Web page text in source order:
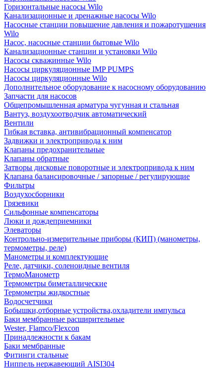
Горизонтальные насосы Wilo
Канализационные и дренажные насосы Wilo
Насосные станции повышение давления и пожаротушения
Wilo
Насос, насосные станции бытовые Wilo
Канализационные станции и установки Wilo
Насосы скважинные Wilo
Насосы циркуляционные IMP PUMPS
Насосы циркуляционные Wilo
Дополнительное оборудование к насосному оборудованию
Запчасти для насосов
Общепромышленная арматура чугунная и стальная
Вантуз, воздухоотводчик автоматический
Вентили
Гибкая вставка, антивибрационный компенсатор
Задвижки и электропривода к ним
Клапаны предохранительные
Клапаны обратные
Затворы дисковые поворотные и электропривода к ним
Клапана балансировочные / запорные / регулирующие
Фильтры
Воздухосборники
Грязевики
Сильфонные компенсаторы
Люки и дождеприемники
Элеваторы
Контрольно-измерительные приборы (КИП) (манометры,
термометры, реле)
Манометры и комплектующие
Реле, датчики, соленоидные вентиля
ТермоМанометр
Термометры биметаллические
Термометры жидкостные
Водосчетчики
Бобышки,отборные устройства,охладители импульса
Баки мембранные расширительные
Wester, Flamco/Flexcon
Принадлежности к бакам
Баки мембранные
Фитинги стальные
Ниппель нержавеющий AISI304